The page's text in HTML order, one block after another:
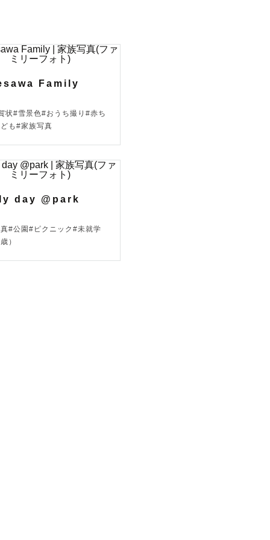
Family
状#雪景色#おうち撮り#赤ち
も#家族写真
day @park
#公園#ピクニック#未就学
）